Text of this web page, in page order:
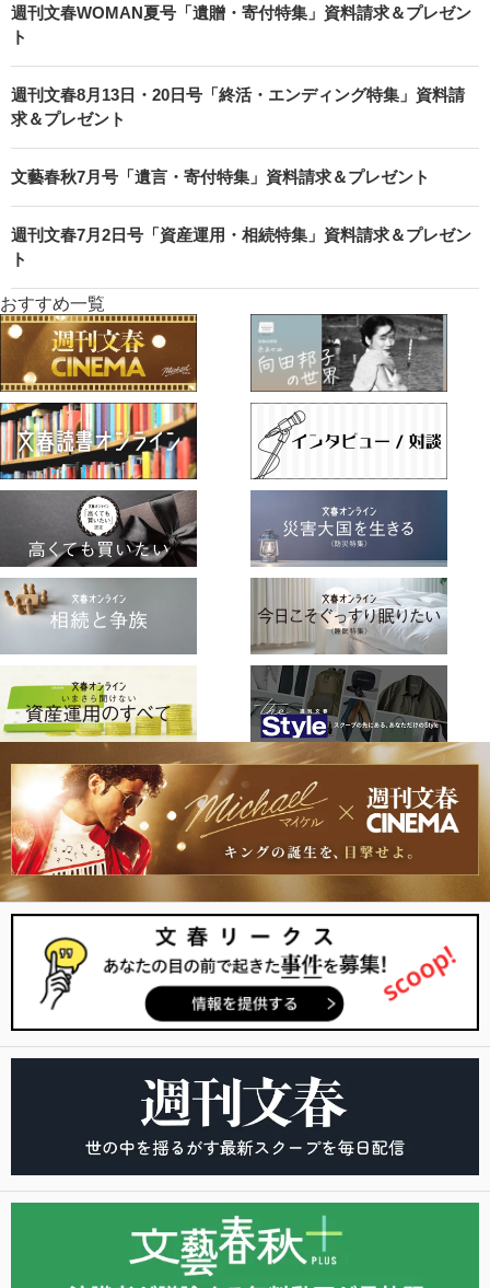
週刊文春WOMAN夏号「遺贈・寄付特集」資料請求＆プレゼン
ト
週刊文春8月13日・20日号「終活・エンディング特集」資料請
求＆プレゼント
文藝春秋7月号「遺言・寄付特集」資料請求＆プレゼント
週刊文春7月2日号「資産運用・相続特集」資料請求＆プレゼン
ト
おすすめ一覧